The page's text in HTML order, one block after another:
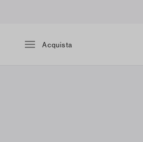
Acquista